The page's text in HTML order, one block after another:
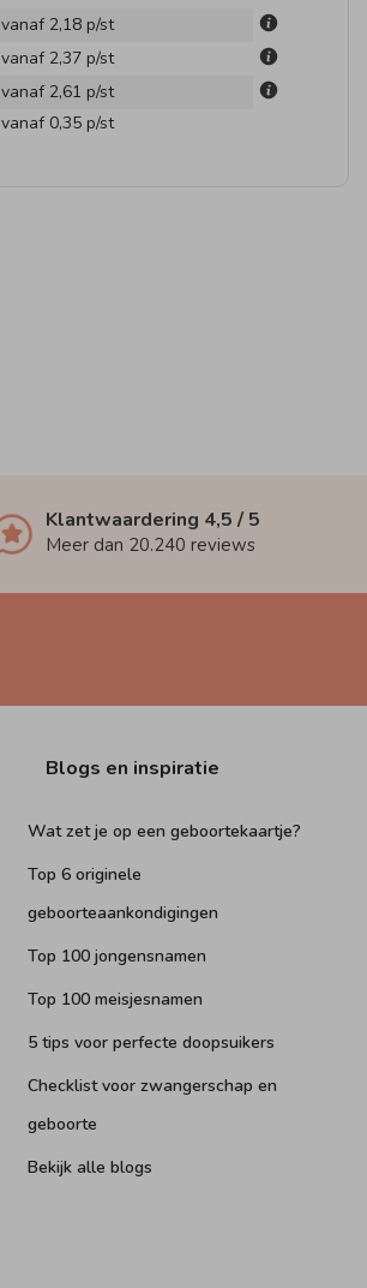
vanaf 2,18 p/st
vanaf 2,37 p/st
vanaf 2,61 p/st
vanaf 0,35 p/st
Klantwaardering 4,5 / 5
Meer dan 20.240 reviews
Blogs en inspiratie
Wat zet je op een geboortekaartje?
Top 6 originele
geboorteaankondigingen
Top 100 jongensnamen
Top 100 meisjesnamen
5 tips voor perfecte doopsuikers
Checklist voor zwangerschap en
geboorte
Bekijk alle blogs